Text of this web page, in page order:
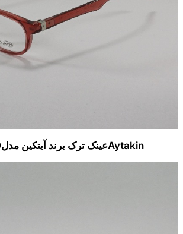
Aytakinعینک ترک برند آیتکین مدلA2103c9